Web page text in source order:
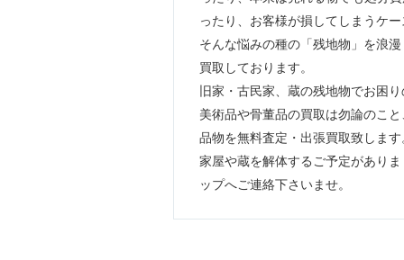
ったり、お客様が損してしまうケ
そんな悩みの種の「残地物」を浪
買取しております。
旧家・古民家、蔵の残地物でお困
美術品や骨董品の買取は勿論のこ
品物を無料査定・出張買取致します
家屋や蔵を解体するご予定があり
ップへご連絡下さいませ。